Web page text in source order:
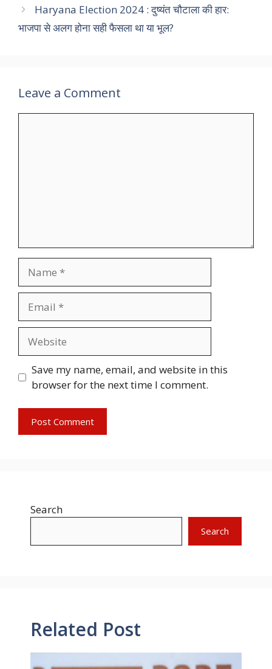
Haryana Election 2024 : दुष्यंत चौटाला की हार:
भाजपा से अलग होना सही फैसला था या भूल?
Leave a Comment
Save my name, email, and website in this
browser for the next time I comment.
Search
Search
Related Post